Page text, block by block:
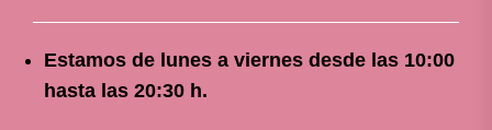
Estamos de lunes a viernes desde las 10:00
hasta las 20:30 h.